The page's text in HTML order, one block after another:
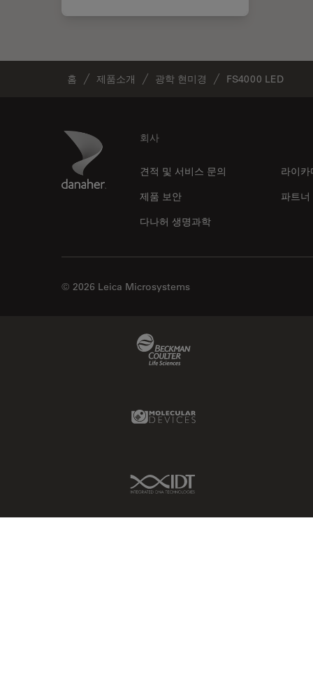
홈 제품소개 광학 현미경 FS4000 LED
Danaher Logo 회사
견적 및 서비스 문의
라이카
제품 보안
파트너
다나허 생명과학
© 2026 Leica Microsystems
Molecular Devices Link
IDT Link